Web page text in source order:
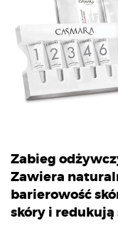
Zabieg
Zawiera
barierowość
skóry i redukują